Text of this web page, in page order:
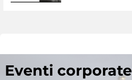
Eventi corporate